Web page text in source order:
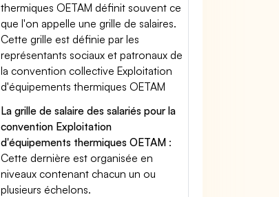
thermiques OETAM définit souvent ce
que l'on appelle une grille de salaires.
Cette grille est définie par les
représentants sociaux et patronaux de
la convention collective Exploitation
d'équipements thermiques OETAM
La grille de salaire des salariés pour la
convention Exploitation
d'équipements thermiques OETAM :
Cette dernière est organisée en
niveaux contenant chacun un ou
plusieurs échelons.